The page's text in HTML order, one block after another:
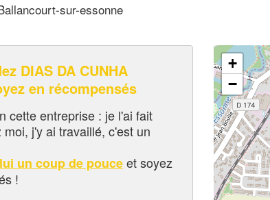
sur-essonne
DIAS DA CUNHA
en récompensés
cette entreprise : je l'ai fait
j'y ai travaillé, c'est un
un coup de pouceet soyez
!
+
−